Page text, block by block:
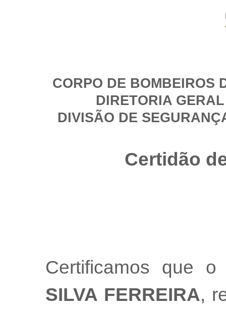
CORPO DE BOMBEIROS
DIRETORIA
DIVISÃO DE
Certidão
Certificamos que
SILVA FERREIRA,